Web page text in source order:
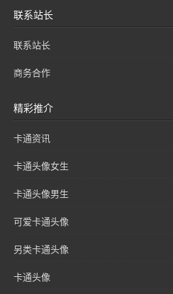
联系站长
联系站长
商务合作
精彩推介
卡通资讯
卡通头像女生
卡通头像男生
可爱卡通头像
另类卡通头像
卡通头像